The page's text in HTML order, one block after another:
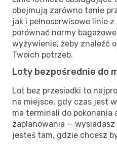
obejmują zarówno tanie
jak i pełnoserwisowe linie
porównać normy
wyżywienie, żeby znaleźć
Twoich potrzeb.
Loty bezpośrednie do
Lot bez przesiadki to
na miejsce, gdy czas jest
ma terminali do pokonania
zaplanowania —
jesteś tam, gdzie chcesz